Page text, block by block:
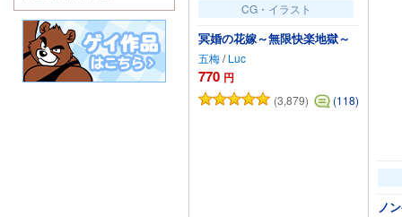
CG・イラスト
冥婚の花嫁～無限快楽地獄～
五梅/ Luc
770 円
(3,879) (118)
ノ